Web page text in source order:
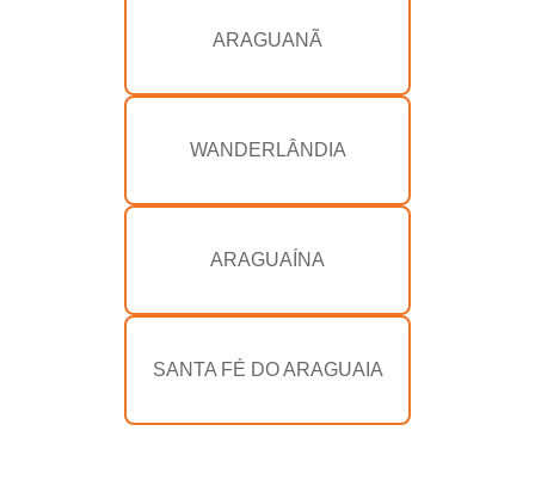
ARAGUANÃ
WANDERLÂNDIA
ARAGUAÍNA
SANTA FÉ DO ARAGUAIA